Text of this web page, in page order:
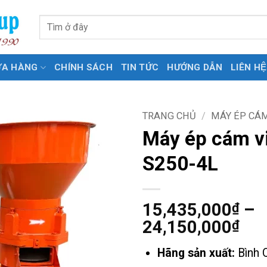
Tìm
HÀNG CHÍNH SÁCH TIN TỨC HƯỚNG DẪN LIÊN HỆ
TRANG CHỦ / MÁY ÉP
Máy ép cám
S250-4L
15,435,000₫ –
24,150,000₫
từ
Hãng sản xuất: Bình